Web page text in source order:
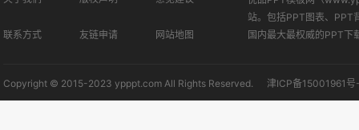
联系方式 友链申请 网站地图
站。包括PPT图表、PPT
国内最大最权威的PPT下
Copyright © 2015-2023 ypppt.com All Rights Reserved. 津ICP备15001961号